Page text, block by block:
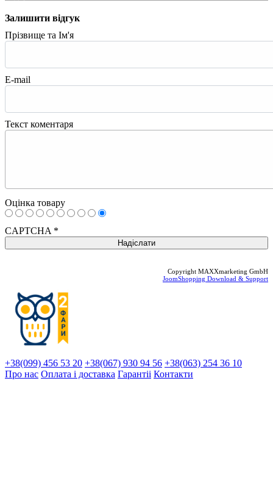
Залишити відгук
Прізвище та Ім'я
E-mail
Текст коментаря
Оцінка товару
CAPTCHA *
Copyright MAXXmarketing GmbH
JoomShopping Download & Support
+38(099) 456 53 20 +38(067) 930 94 56 +38(063) 254 36 10
Про нас Оплата і доставка Гарантіi Контакти